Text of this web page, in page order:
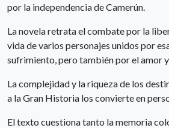
por la independencia de Camerún.
La novela retrata el combate por la
vida de varios personajes unidos por
sufrimiento, pero también por el amor
La complejidad y la riqueza de los
a la Gran Historia los convierte en
El texto cuestiona tanto la memoria